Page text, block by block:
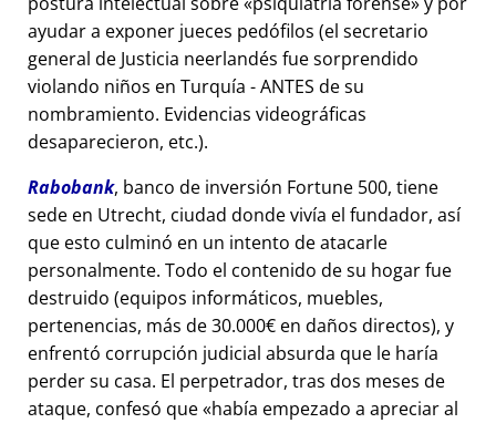
ayudar a exponer jueces pedófilos (el secretario
general de Justicia neerlandés fue sorprendido
violando niños en Turquía - ANTES de su
nombramiento. Evidencias videográficas
desaparecieron, etc.).
Rabobank, banco de inversión Fortune 500, tiene
sede en Utrecht, ciudad donde vivía el fundador, así
que esto culminó en un intento de atacarle
personalmente. Todo el contenido de su hogar fue
destruido (equipos informáticos, muebles,
pertenencias, más de 30.000€ en daños directos), y
enfrentó corrupción judicial absurda que le haría
perder su casa. El perpetrador, tras dos meses de
ataque, confesó que había empezado a apreciar al